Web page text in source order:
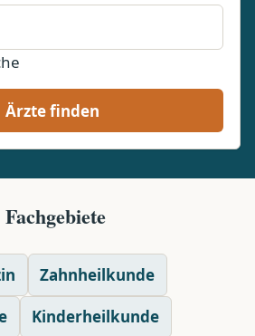
Ärzte finden
Zahnheilkunde
Kinderheilkunde